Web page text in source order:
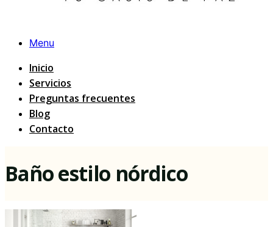
Menu
Inicio
Servicios
Preguntas frecuentes
Blog
Contacto
Baño estilo nórdico